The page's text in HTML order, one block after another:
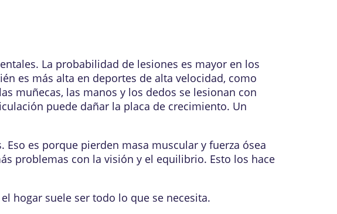
La probabilidad de lesiones es mayor en los
es más alta en deportes de alta velocidad, como
muñecas, las manos y los dedos se lesionan con
puede dañar la placa de crecimiento. Un
es porque pierden masa muscular y fuerza ósea
problemas con la visión y el equilibrio. Esto los hace
hogar suele ser todo lo que se necesita.